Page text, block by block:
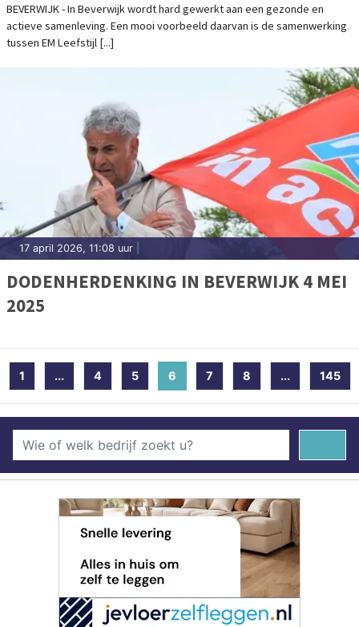
BEVERWIJK - In Beverwijk wordt hard gewerkt aan een gezonde en
actieve samenleving. Een mooi voorbeeld daarvan is de samenwerking
tussen EM Leefstijl [...]
17 april 2026, 11:08 uur
DODENHERDENKING IN BEVERWIJK 4 MEI
2025
1 ... 4 5 6 (current)
7 8 ... 145